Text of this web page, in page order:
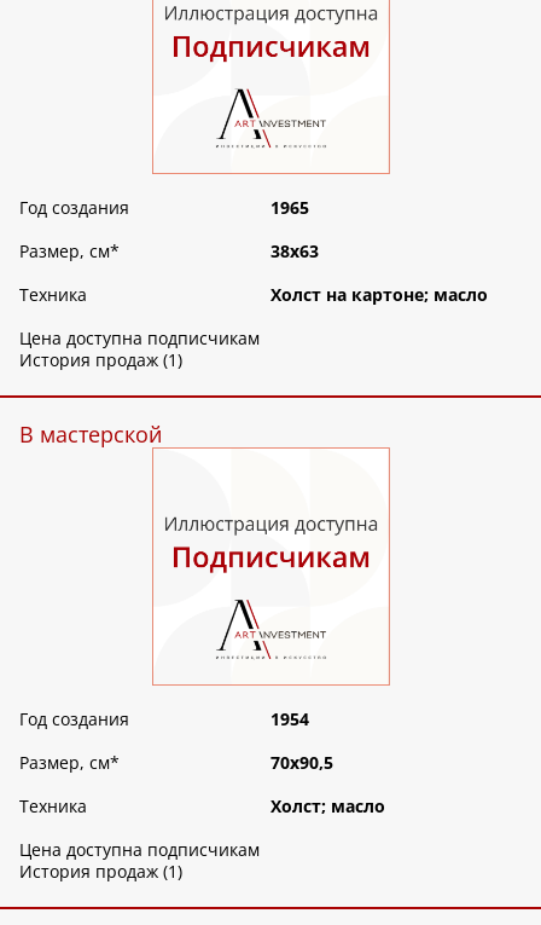
Год создания
1965
Размер, см*
38х63
Техника
Холст на картоне; масло
Цена доступна подписчикам
История продаж (1)
В мастерской
Год создания
1954
Размер, см*
70х90,5
Техника
Холст; масло
Цена доступна подписчикам
История продаж (1)